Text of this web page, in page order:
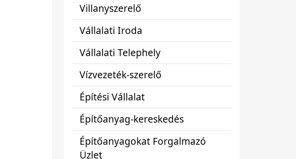
Villanyszerelő
Vállalati Iroda
Vállalati Telephely
Vízvezeték-szerelő
Építési Vállalat
Építőanyag-kereskedés
Építőanyagokat Forgalmazó
Üzlet